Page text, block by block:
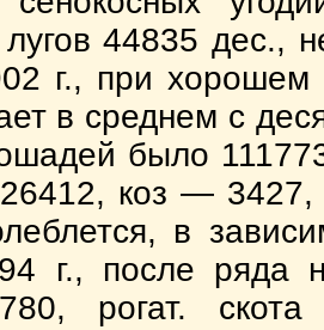
44835 дес.,
г., при
в среднем с
было
коз — 3427,
в
г., после ряда
рогат.